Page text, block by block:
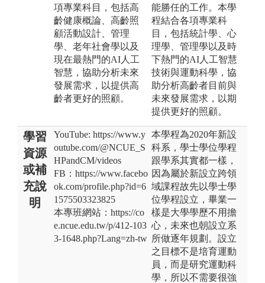
項專業科目，包括高
齡健康概論、高齡照
顧活動設計、管理
學、老年社會學以及
現在最熱門的AI人工
智慧，協助分析未來
發展需求，以提供高
齡者更好的照顧。
能勝任的工作。本學
程結合各項專業科
目，包括統計學、心
理學、管理學以及時
下熱門的AI人工智慧
技術與運動科學，協
助分析高齡者目前與
未來發展需求，以期
提供更好的照顧。
學習
資源
或補
充說
明
YouTube: https://www.y
outube.com/@NCUE_S
HPandCM/videos
FB：https://www.facebo
ok.com/profile.php?id=6
1575503323825
本專班網站：https://co
e.ncue.edu.tw/p/412-103
3-1648.php?Lang=zh-tw
本學程為2020年新設
科系，學士學位學程
跟學系其實都一樣，
因為屬於新設立跨領
域課程故先以學士學
位學程設立，畢業一
樣是大學學歷不用擔
心，未來也朝設立系
所做逐年規劃。設立
之目標不是培育運動
員，而是研究運動科
學，所以不需要很強